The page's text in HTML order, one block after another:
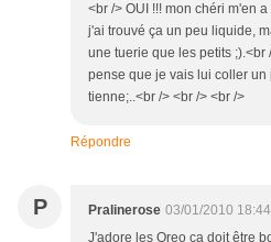
<br /> OUI !!! mon chéri m'en
j'ai trouvé ça un peu liquide,
une tuerie que les petits ;).<br
pense que je vais lui coller un
tienne;..<br /> <br /> <br />
Répondre
P Pralinerose 03/01/2010 18:44
J'adore les Oreo ça doit être